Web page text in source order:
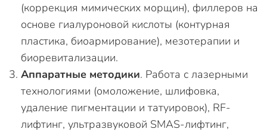
(коррекция мимических морщин), филлеров на
основе гиалуроновой кислоты (контурная
пластика, биоармирование), мезотерапии и
биоревитализации.
Аппаратные методики. Работа с лазерными
технологиями (омоложение, шлифовка,
удаление пигментации и татуировок), RF-
лифтинг, ультразвуковой SMAS-лифтинг,